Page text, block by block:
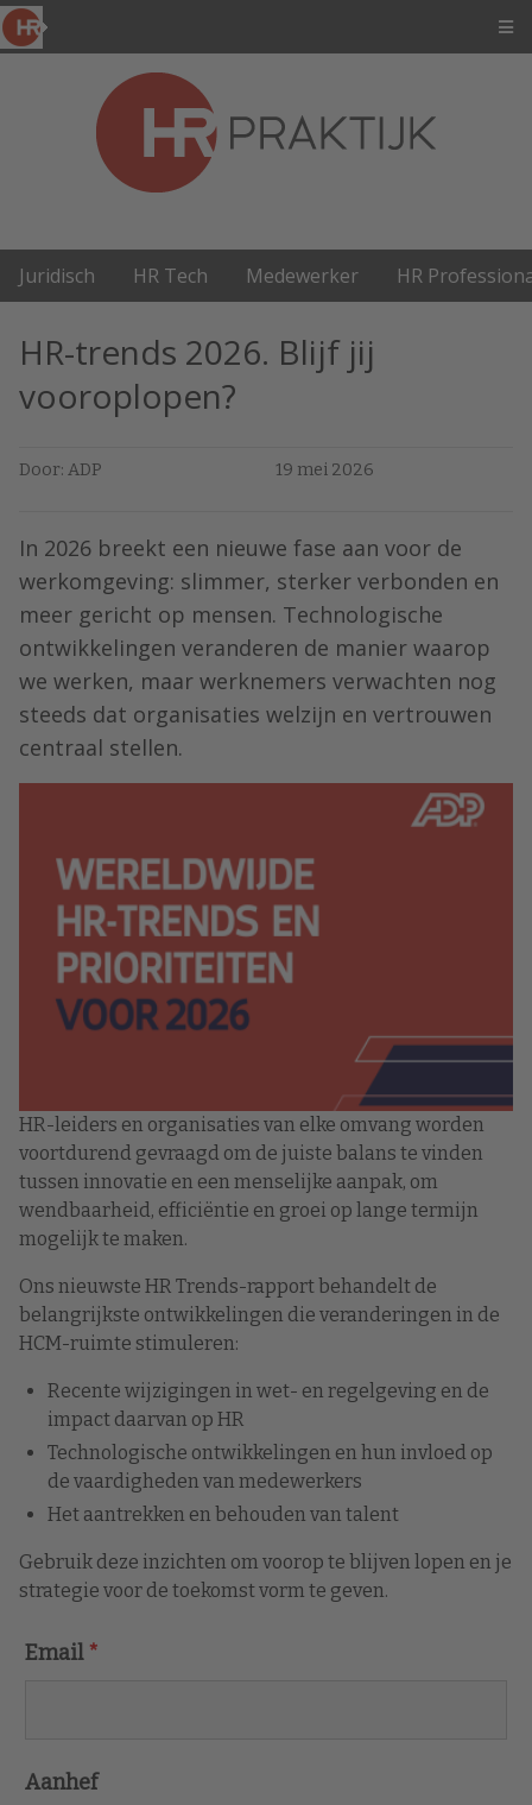
Juridisch HR Tech Medewerker HR
HR-trends 2026. Blijf jij
vooroplopen?
Door: ADP 19 mei 2026
In 2026 breekt een nieuwe fase aan voor de
werkomgeving: slimmer, sterker verbonden en
meer gericht op mensen. Technologische
ontwikkelingen veranderen de manier waarop
we werken, maar werknemers verwachten nog
steeds dat organisaties welzijn en vertrouwen
centraal stellen.
HR-leiders en organisaties van elke omvang worden
voortdurend gevraagd om de juiste balans te vinden
tussen innovatie en een menselijke aanpak, om
wendbaarheid, efficiëntie en groei op lange termijn
mogelijk te maken.
Ons nieuwste HR Trends-rapport behandelt de
belangrijkste ontwikkelingen die veranderingen in de
HCM-ruimte stimuleren:
Recente wijzigingen in wet- en regelgeving en de
impact daarvan op HR
Technologische ontwikkelingen en hun invloed op
de vaardigheden van medewerkers
Het aantrekken en behouden van talent
Gebruik deze inzichten om voorop te blijven lopen en je
strategie voor de toekomst vorm te geven.
Email *
Aanhef